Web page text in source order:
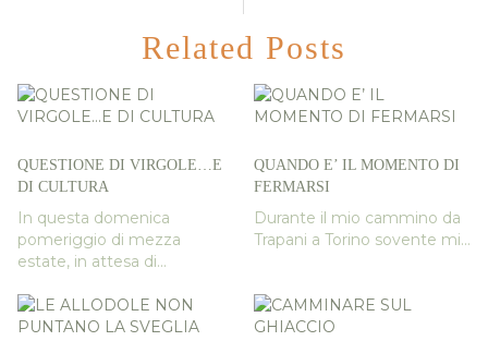
Related Posts
QUESTIONE DI VIRGOLE…E
DI CULTURA
In questa domenica
pomeriggio di mezza
estate, in attesa di...
QUANDO E’ IL MOMENTO DI
FERMARSI
Durante il mio cammino da
Trapani a Torino sovente mi...